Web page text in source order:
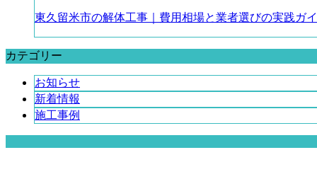
東久留米市の解体工事｜費用相場と業者選びの実践ガ
カテゴリー
お知らせ
新着情報
施工事例